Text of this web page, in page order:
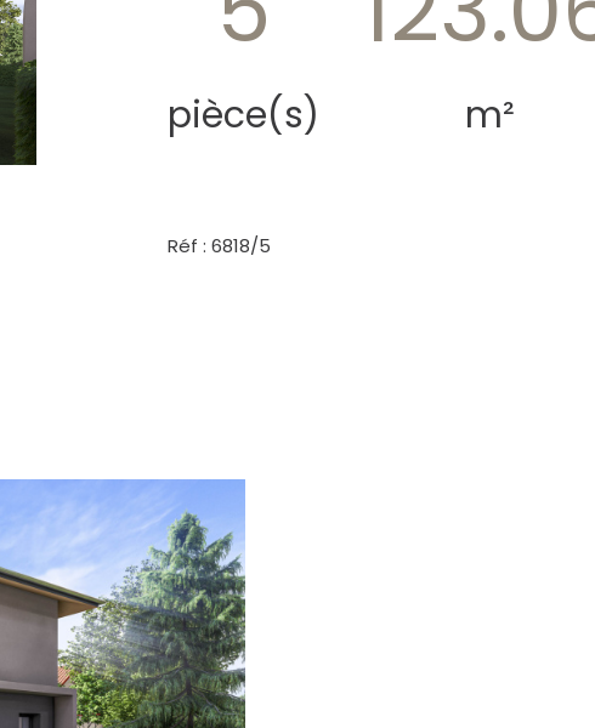
pièce(s) m²
Réf : 6818/5